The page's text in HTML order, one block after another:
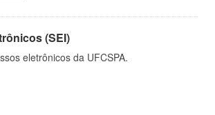
(SEI)
eletrônicos da UFCSPA.